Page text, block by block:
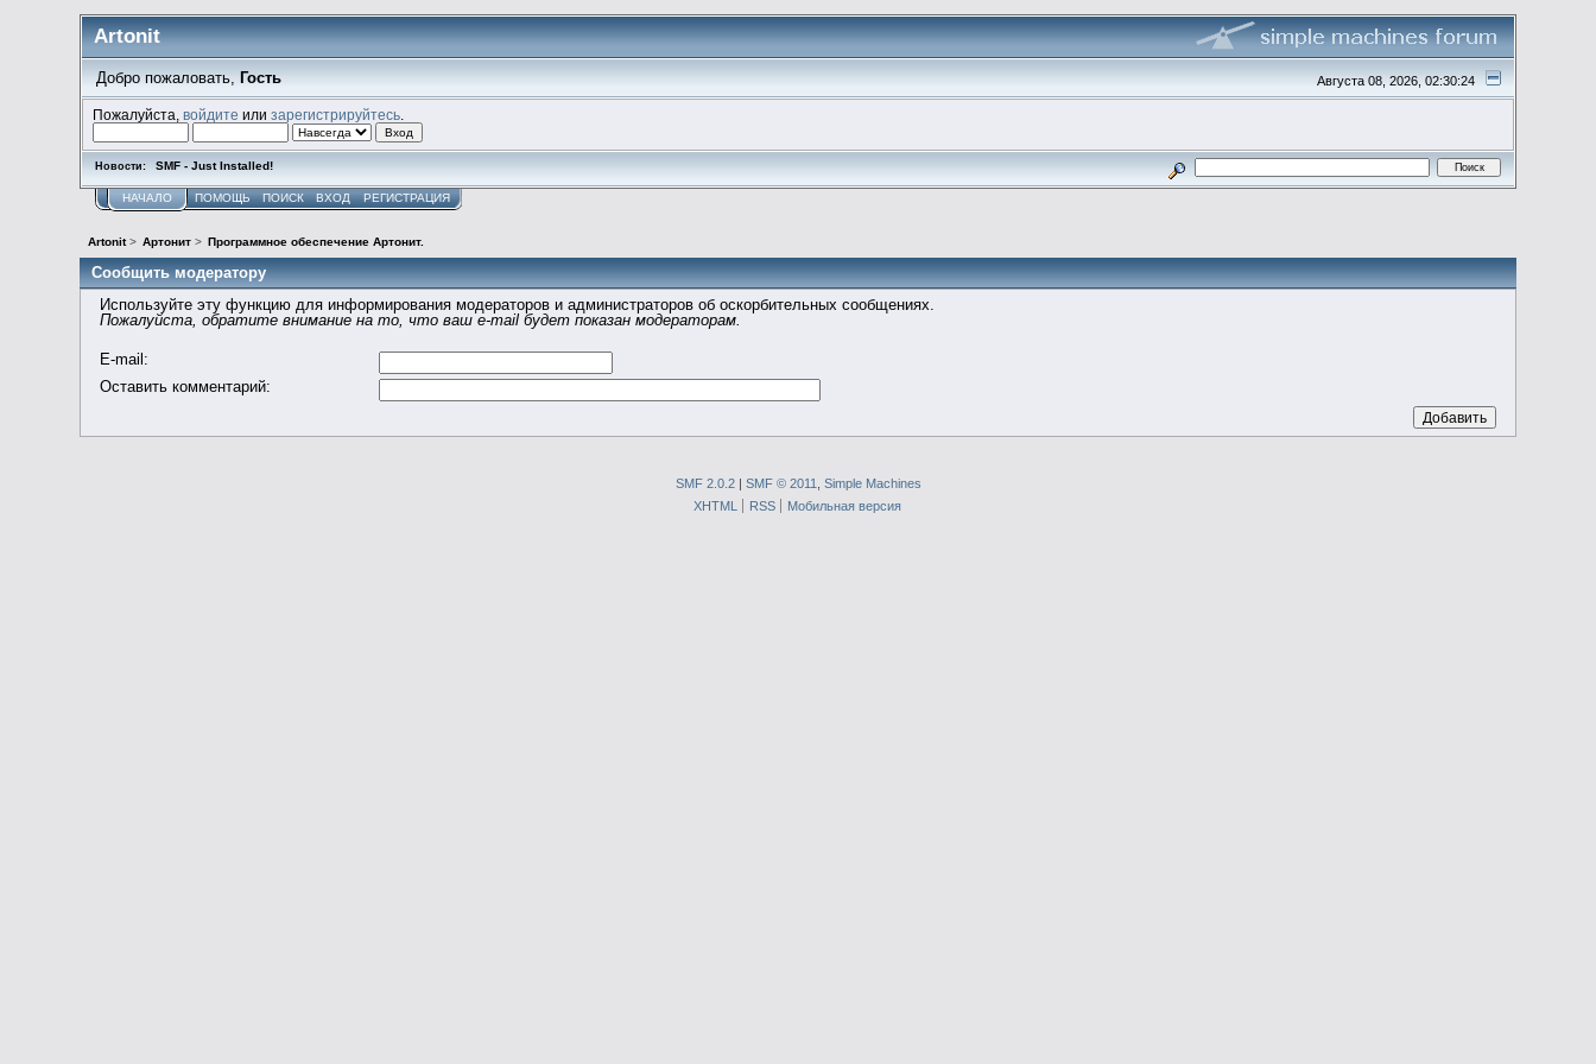
Artonit
Августа 08, 2026, 02:30:24
Добро пожаловать, Гость
Пожалуйста,войдите илизарегистрируйтесь
Новости: SMF - Just Installed!
НАЧАЛО ПОМОЩЬ ПОИСК ВХОД РЕГИСТРАЦИЯ
Artonit> Артонит> Программное обеспечение Артонит.
Сообщить модератору
Используйте эту функцию для информирования модераторов и администраторов об оскорбительных сообщениях.
Пожалуйста, обратите внимание на то, что ваш e-mail будет показан модераторам.
E-mail :
Оставить комментарий:
SMF 2.0.2| SMF © 2011
Simple Machines
XHTML
RSS Мобильная версия